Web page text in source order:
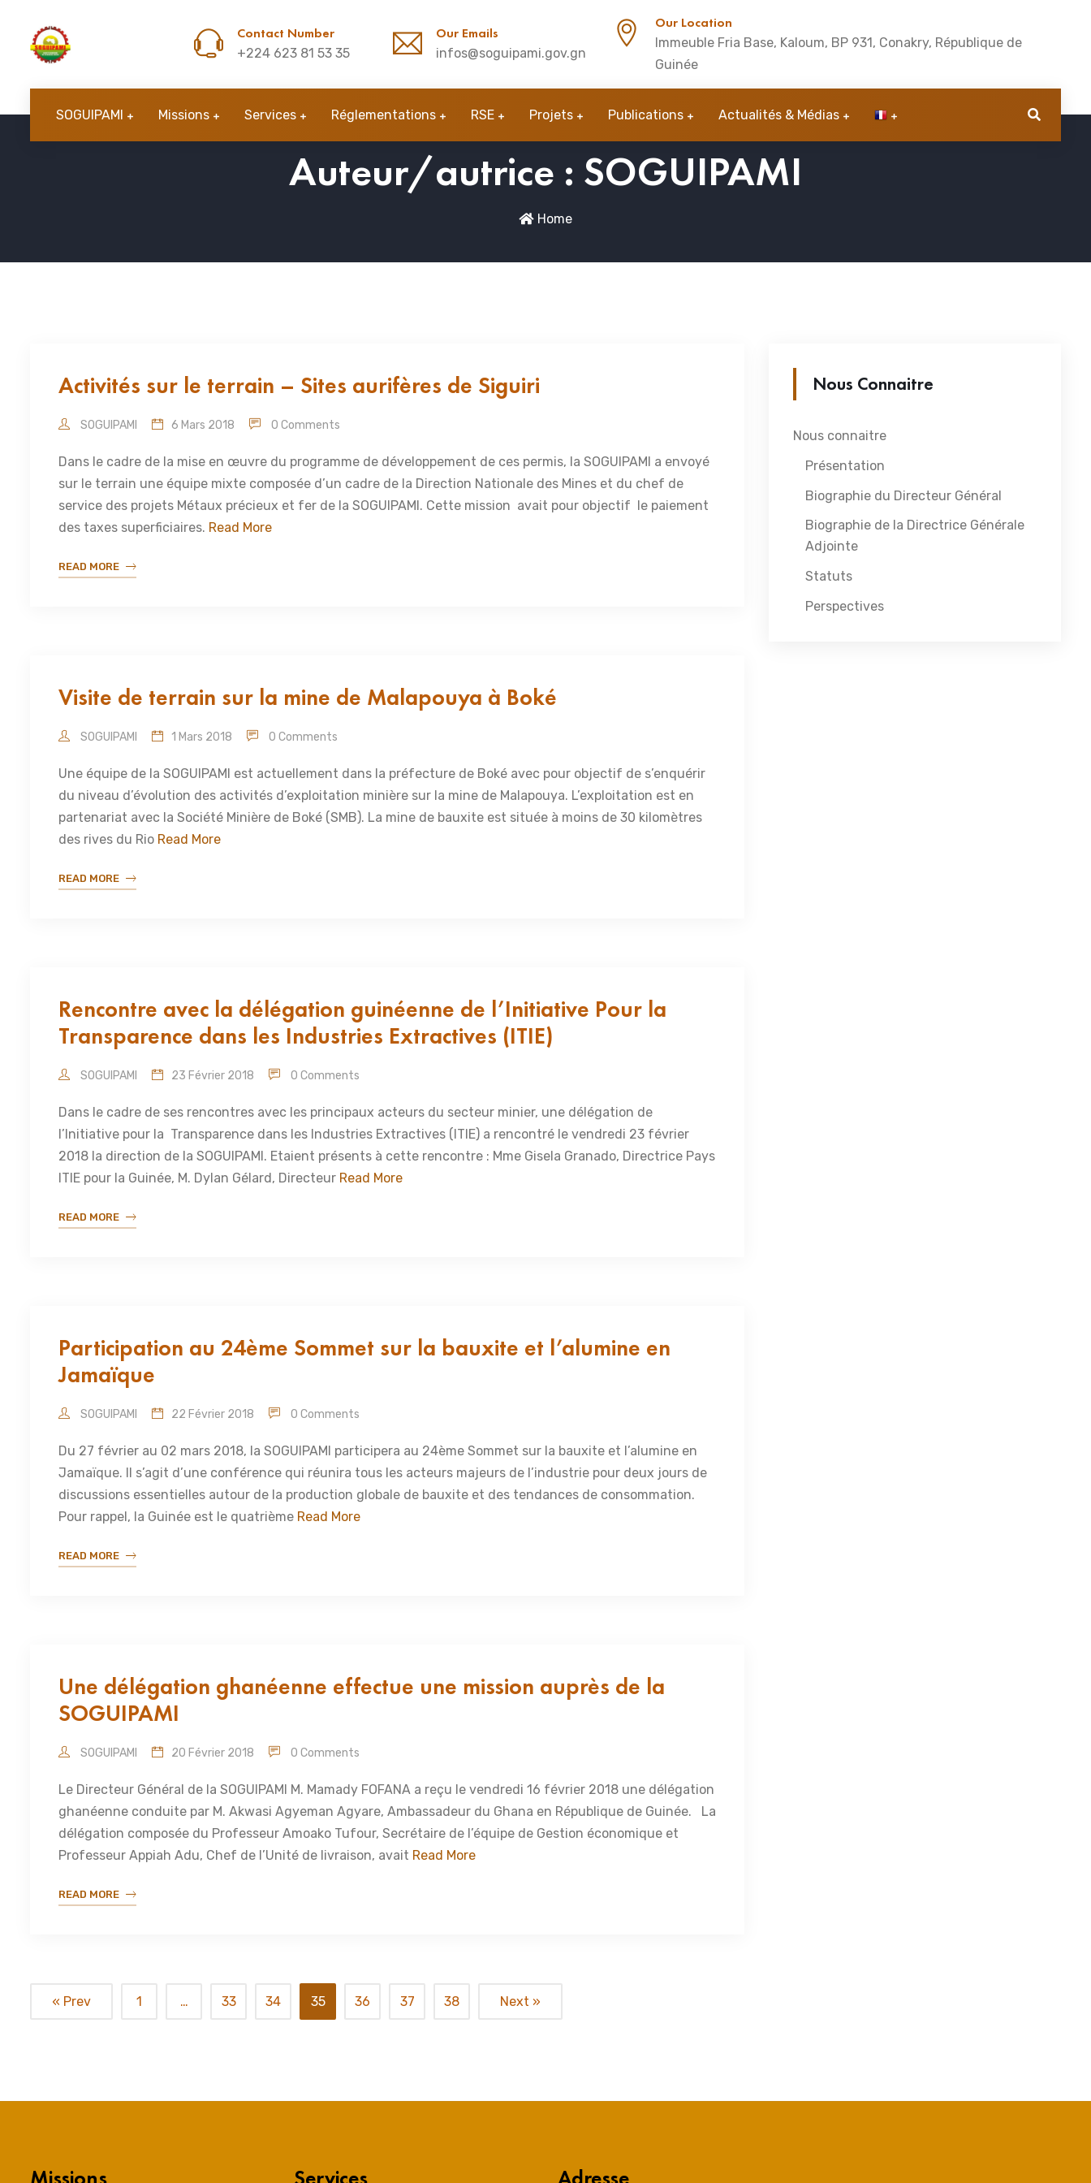
Contact Number
+224 623 81 53 35
Our Emails
infos@soguipami.gov.gn
Our Location
Immeuble Fria Base, Kaloum, BP 931, Conakry, République de
Guinée
SOGUIPAMI Missions Services Réglementations RSE Projets Publications Actualités & Médias
Auteur/autrice : SOGUIPAMI
Home
Activités sur le terrain – Sites aurifères de Siguiri
SOGUIPAMI 6 Mars 2018 0 Comments
Dans le cadre de la mise en œuvre du programme de développement de ces permis, la SOGUIPAMI a envoyé
sur le terrain une équipe mixte composée d’un cadre de la Direction Nationale des Mines et du chef de
service des projets Métaux précieux et fer de la SOGUIPAMI. Cette mission avait pour objectif le paiement
des taxes superficiaires. Read More
READ MORE
Visite de terrain sur la mine de Malapouya à Boké
SOGUIPAMI 1 Mars 2018 0 Comments
Une équipe de la SOGUIPAMI est actuellement dans la préfecture de Boké avec pour objectif de s’enquérir
du niveau d’évolution des activités d’exploitation minière sur la mine de Malapouya. L’exploitation est en
partenariat avec la Société Minière de Boké (SMB). La mine de bauxite est située à moins de 30 kilomètres
des rives du Rio Read More
READ MORE
Rencontre avec la délégation guinéenne de l’Initiative Pour la
Transparence dans les Industries Extractives (ITIE)
SOGUIPAMI 23 Février 2018 0 Comments
Dans le cadre de ses rencontres avec les principaux acteurs du secteur minier, une délégation de
l’Initiative pour la Transparence dans les Industries Extractives (ITIE) a rencontré le vendredi 23 février
2018 la direction de la SOGUIPAMI. Etaient présents à cette rencontre : Mme Gisela Granado, Directrice Pays
ITIE pour la Guinée, M. Dylan Gélard, Directeur Read More
READ MORE
Participation au 24ème Sommet sur la bauxite et l’alumine en
Jamaïque
SOGUIPAMI 22 Février 2018 0 Comments
Du 27 février au 02 mars 2018, la SOGUIPAMI participera au 24ème Sommet sur la bauxite et l’alumine en
Jamaïque. Il s’agit d’une conférence qui réunira tous les acteurs majeurs de l’industrie pour deux jours de
discussions essentielles autour de la production globale de bauxite et des tendances de consommation.
Pour rappel, la Guinée est le quatrième Read More
READ MORE
Une délégation ghanéenne effectue une mission auprès de la
SOGUIPAMI
SOGUIPAMI 20 Février 2018 0 Comments
Le Directeur Général de la SOGUIPAMI M. Mamady FOFANA a reçu le vendredi 16 février 2018 une délégation
ghanéenne conduite par M. Akwasi Agyeman Agyare, Ambassadeur du Ghana en République de Guinée. La
délégation composée du Professeur Amoako Tufour, Secrétaire de l’équipe de Gestion économique et
Professeur Appiah Adu, Chef de l’Unité de livraison, avait Read More
READ MORE
« Prev 1 … 33 34 35 36 37 38 Next »
Nous Connaitre
Nous connaitre
Présentation
Biographie du Directeur Général
Biographie de la Directrice Générale
Adjointe
Statuts
Perspectives